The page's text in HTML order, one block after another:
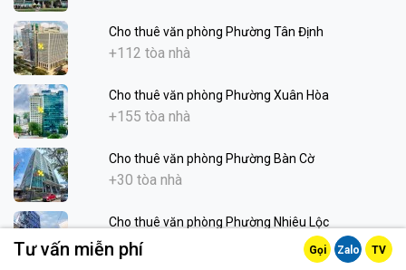
Cho thuê văn phòng Phường Tân Định
+112 tòa nhà
Cho thuê văn phòng Phường Xuân Hòa
+155 tòa nhà
Cho thuê văn phòng Phường Bàn Cờ
+30 tòa nhà
Cho thuê văn phòng Phường Nhiêu Lộc
+16 tòa nhà
Tư vấn miễn phí Gọi Zalo TV